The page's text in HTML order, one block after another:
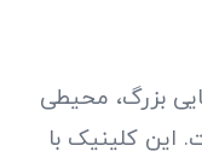
بزرگ، محیطی
این کلینیک با